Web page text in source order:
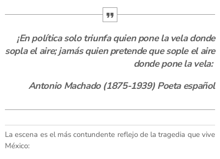
¡En política solo triunfa quien pone la vela donde
sopla el aire; jamás quien pretende que sople el aire
donde pone la vela:
Antonio Machado (1875-1939) Poeta español
La escena es el más contundente reflejo de la tragedia que vive
México: